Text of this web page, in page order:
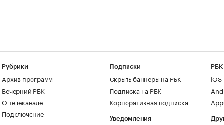
Рубрики
Архив программ
Вечерний РБК
О телеканале
Подключение
Подписки
Скрыть баннеры на РБК
Подписка на РБК
Корпоративная подписка
Уведомления
РБК
iOS